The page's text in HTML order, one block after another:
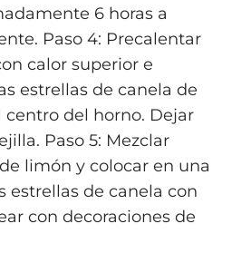
6 horas a
Paso 4: Precalentar
calor superior e
estrellas de canela de
centro del horno. Dejar
Paso 5: Mezclar
limón y colocar en una
estrellas de canela con
con decoraciones de